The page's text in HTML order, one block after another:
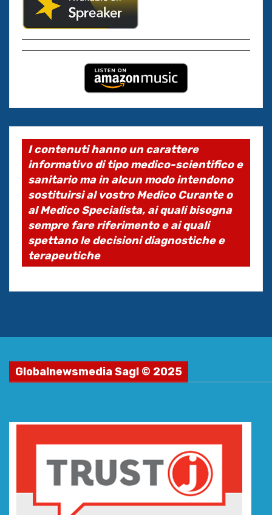
I contenuti hanno un carattere
informativo di tipo medico-scientifico e
sanitario ma in alcun modo intendono
sostituirsi al vostro Medico Curante o
al Medico Specialista, ai quali bisogna
sempre fare riferimento e ai quali
spettano le decisioni diagnostiche e
terapeutiche
Globalnewsmedia Sagl © 2025